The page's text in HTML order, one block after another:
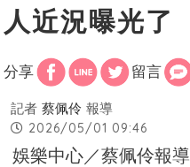
人近況曝光了
分享 留言
記者 蔡佩伶 報導
2026/05/01 09:46
娛樂中心／蔡佩伶報導